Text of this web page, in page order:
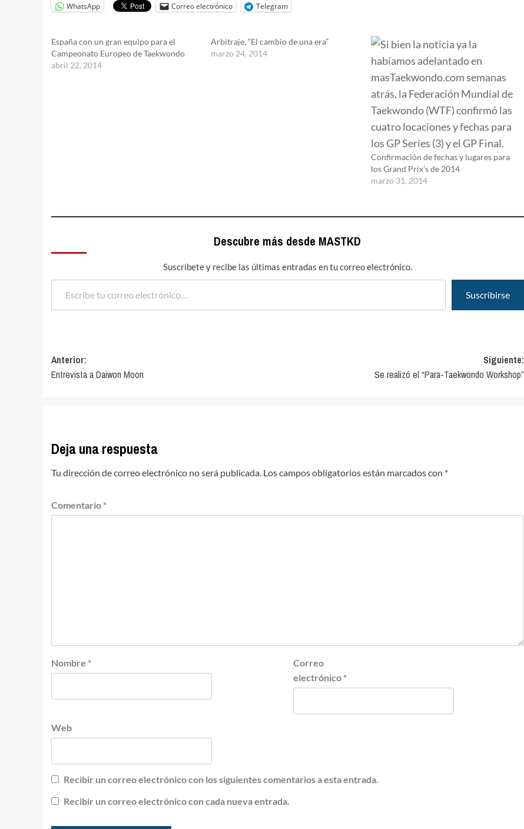
WhatsApp Correo electrónico Telegram
España con un gran equipo para el
Campeonato Europeo de Taekwondo
abril 22, 2014
Arbitraje, “El cambio de una era”
marzo 24, 2014
Confirmación de fechas y lugares para
los Grand Prix’s de 2014
marzo 31, 2014
Descubre más desde MASTKD
Suscríbete y recibe las últimas entradas en tu correo electrónico.
Escribe tu correo electrónico…
Suscribirse
Navegación
de
Anterior:
Entrevista a Daiwon Moon
Siguiente:
Se realizó el “Para-Taekwondo Workshop”
Deja una respuesta
Tu dirección de correo electrónico no será publicada. Los campos obligatorios están marcados con *
Comentario *
Nombre *
Correo
electrónico *
Web
Recibir un correo electrónico con los siguientes comentarios a esta entrada.
Recibir un correo electrónico con cada nueva entrada.